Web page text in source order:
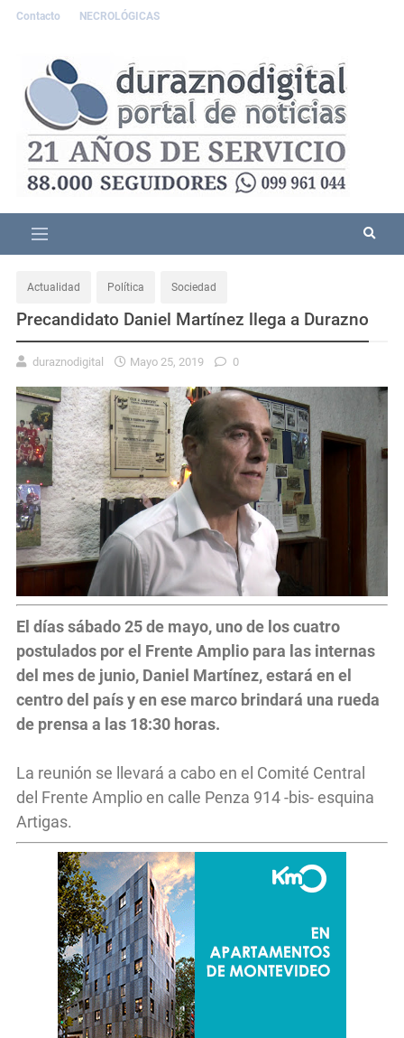
Contacto NECROLÓGICAS
Actualidad Política Sociedad
Precandidato Daniel Martínez llega a Durazno
duraznodigital Mayo 25, 2019 0
El días sábado 25 de mayo, uno de los cuatro
postulados por el Frente Amplio para las internas
del mes de junio, Daniel Martínez, estará en el
centro del país y en ese marco brindará una rueda
de prensa a las 18:30 horas.
La reunión se llevará a cabo en el Comité Central
del Frente Amplio en calle Penza 914 -bis- esquina
Artigas.